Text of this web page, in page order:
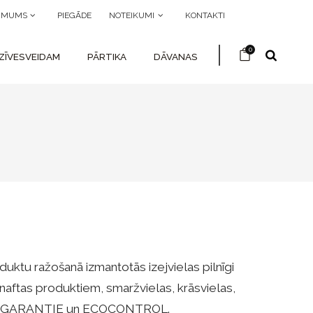
MUMS PIEGĀDE NOTEIKUMI KONTAKTI
PĀRTIKA DĀVANAS
0
ražošanā izmantotās izejvielas pilnīgi
produktiem, smaržvielas, krāsvielas,
un ECOCONTROL.